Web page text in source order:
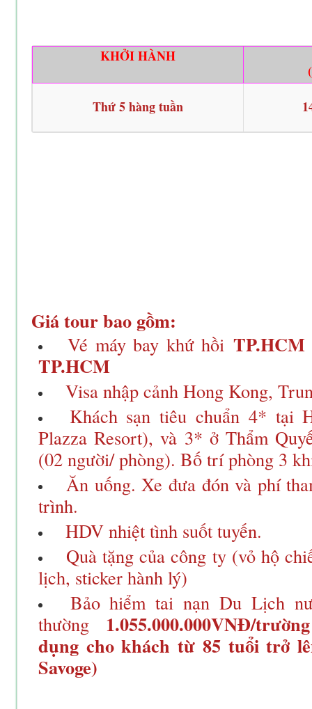
KHỞI HÀNH
Thứ 5 hàng tuần
Giá tour bao gồm:
Vé máy bay khứ hồi
TP.HCM
Visa nhập cảnh Hong Kong,
Khách sạn tiêu chuẩn 4* tại
Plazza Resort), và 3* ở Thẩm
(02 người/ phòng). Bố trí phòng 3
Ăn uống. Xe đưa đón và phí
trình.
HDV nhiệt tình suốt tuyến.
Quà tặng của công ty (vỏ hộ
lịch, sticker hành lý)
Bảo hiểm tai nạn Du Lịch
thường 1.055.000.000VNĐ/
dụng cho khách từ 85 tuổi trở
Savoge)